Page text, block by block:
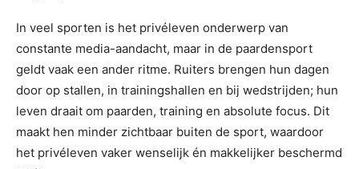
In veel sporten is het privéleven onderwerp van
constante media-aandacht, maar in de paardensport
geldt vaak een ander ritme. Ruiters brengen hun dagen
door op stallen, in trainingshallen en bij wedstrijden; hun
leven draait om paarden, training en absolute focus. Dit
maakt hen minder zichtbaar buiten de sport, waardoor
het privéleven vaker wenselijk én makkelijker beschermd